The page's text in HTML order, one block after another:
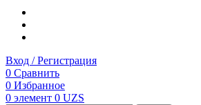
Вход / Регистрация
0 Сравнить
0 Избранное
0 элемент 0 UZS